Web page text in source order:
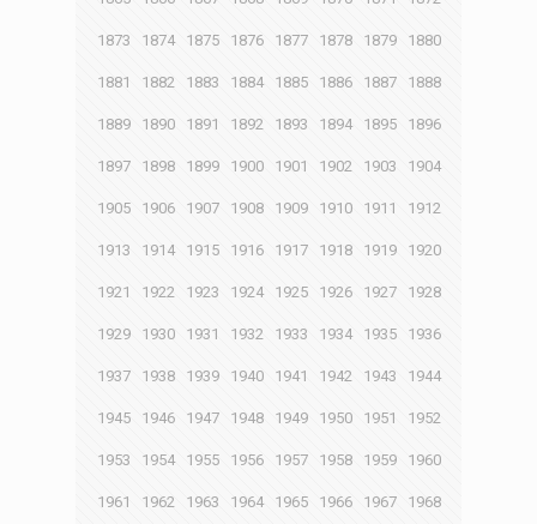
1873 1874 1875 1876 1877 1878 1879 1880
1881 1882 1883 1884 1885 1886 1887 1888
1889 1890 1891 1892 1893 1894 1895 1896
1897 1898 1899 1900 1901 1902 1903 1904
1905 1906 1907 1908 1909 1910 1911 1912
1913 1914 1915 1916 1917 1918 1919 1920
1921 1922 1923 1924 1925 1926 1927 1928
1929 1930 1931 1932 1933 1934 1935 1936
1937 1938 1939 1940 1941 1942 1943 1944
1945 1946 1947 1948 1949 1950 1951 1952
1953 1954 1955 1956 1957 1958 1959 1960
1961 1962 1963 1964 1965 1966 1967 1968